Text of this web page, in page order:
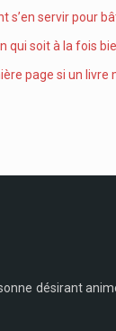
s’en servir pour
qui soit à la fois
page si un livre
désirant